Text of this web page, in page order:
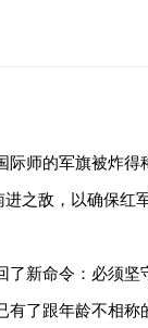
师的军旗被炸得
之敌，以确保红
新命令：必须坚
了跟年龄不相称